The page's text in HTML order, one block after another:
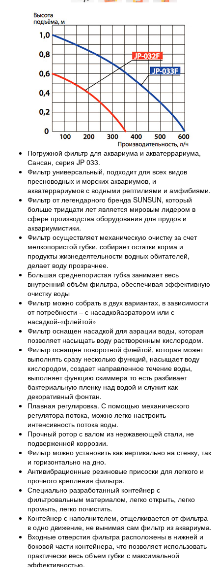
Погружной фильтр для аквариума и акватеррариума,
Сансан, серия JP 033.
Фильтр универсальный, подходит для всех видов
пресноводных и морских аквариумов, и
акватеррариумов с водными рептилиями и амфибиями.
Фильтр от легендарного бренда SUNSUN, который
больше тридцати лет является мировым лидером в
сфере производства оборудования для прудов и
аквариумистики.
Фильтр осуществляет механическую очистку за счет
мелкопористой губки, собирает остатки корма и
продукты жизнедеятельности водных обитателей,
делает воду прозрачнее.
Большая среднепористая губка занимает весь
внутренний объём фильтра, обеспечивая эффективную
очистку воды
Фильтр можно собрать в двух вариантах, в зависимости
от потребности – с насадкойаэратором или с
насадкой-«флейтой»
Фильтр оснащен насадкой для аэрации воды, которая
позволяет насыщать воду растворенным кислородом.
Фильтр оснащен поворотной флейтой, которая может
выполнять сразу несколько функций, насыщает воду
кислородом, создает направленное течение воды,
выполняет функцию скиммера то есть разбивает
бактериальную пленку над водой и служит как
декоративный фонтан.
Плавная регулировка. С помощью механического
регулятора потока, можно легко настроить
интенсивность потока воды.
Прочный ротор с валом из нержавеющей стали, не
подверженной коррозии.
Фильтр можно установить как вертикально на стенку, так
и горизонтально на дно.
Антивибрационные резиновые присоски для легкого и
прочного крепления фильтра.
Специально разработанный контейнер с
фильтровальным материалом, легко открыть, легко
промыть, легко почистить.
Контейнер с наполнителем, отщелкивается от фильтра
в одно движение, не вынимая сам фильтр из аквариума.
Входные отверстия фильтра расположены в нижней и
боковой части контейнера, что позволяет использовать
практически весь объем губки с максимальной
эффективностью.